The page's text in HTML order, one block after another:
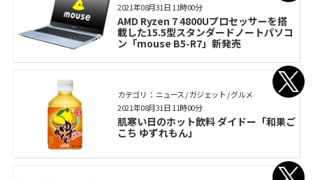
AMD Ryzen 7 4800Uプロセッサーを搭
載した15.5型スタンダードノートパソコ
ン「mouse B5-R7」新発売
2021年08月31日 11時00分
カテゴリ： ニュース / ガジェット / グルメ
肌寒い日のホット飲料 ダイドー「和果ご
こち ゆずれもん」
2021年08月31日 11時00分